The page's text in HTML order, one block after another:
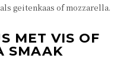
geitenkaas of mozzarella.
MET VIS OF
SMAAK